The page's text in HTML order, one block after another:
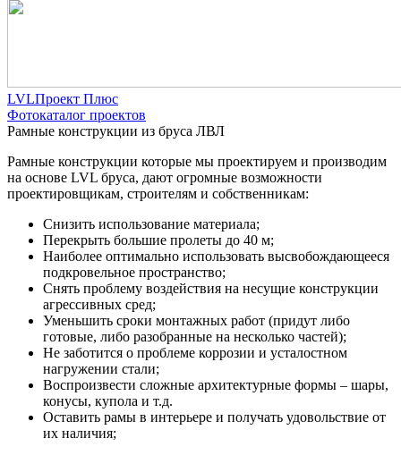
LVLПроект Плюс
Фотокаталог проектов
Рамные конструкции из бруса ЛВЛ
Рамные конструкции которые мы проектируем и производим
на основе LVL бруса, дают огромные возможности
проектировщикам, строителям и собственникам:
Снизить использование материала;
Перекрыть большие пролеты до 40 м;
Наиболее оптимально использовать высвобождающееся
подкровельное пространство;
Снять проблему воздействия на несущие конструкции
агрессивных сред;
Уменьшить сроки монтажных работ (придут либо
готовые, либо разобранные на несколько частей);
Не заботится о проблеме коррозии и усталостном
нагружении стали;
Воспроизвести сложные архитектурные формы – шары,
конусы, купола и т.д.
Оставить рамы в интерьере и получать удовольствие от
их наличия;